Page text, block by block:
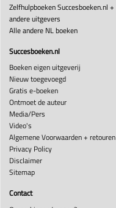
Zelfhulpboeken Succesboeken.nl +
andere uitgevers
Alle andere NL boeken
Succesboeken.nl
Boeken eigen uitgeverij
Nieuw toegevoegd
Gratis e-boeken
Ontmoet de auteur
Media/Pers
Video's
Algemene Voorwaarden + retouren
Privacy Policy
Disclaimer
Sitemap
Contact